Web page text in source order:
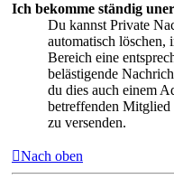
Ich bekomme ständig
Du kannst Private
automatisch löschen,
Bereich eine
belästigende
du dies auch einem
betreffenden Mitglied
zu versenden.
Nach oben